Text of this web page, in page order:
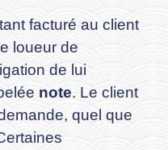
facturé au client
loueur de
de lui
note. Le client
quel que